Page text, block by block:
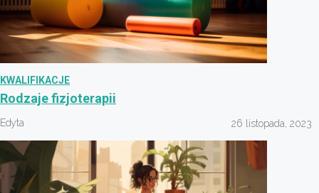
KWALIFIKACJE
Rodzaje fizjoterapii
Edyta 26 listopada, 2023